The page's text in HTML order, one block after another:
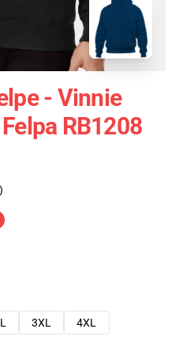
- Vinnie
RB1208
3XL
4XL